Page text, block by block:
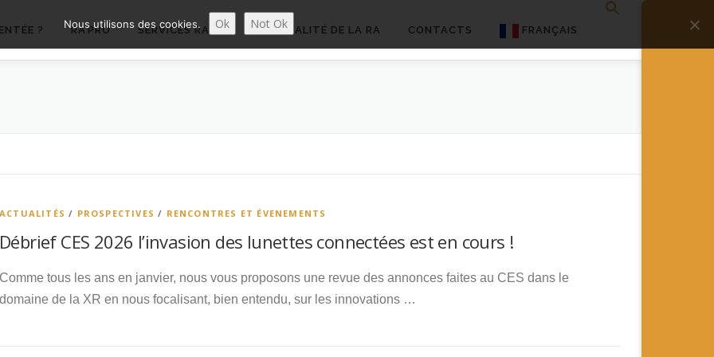
? RA’PRO SERVICES RA’PRO ACTUALITÉ DE LA RA CONTACTS FRANÇAIS
ACTUALITÉS / PROSPECTIVES / RENCONTRES ET ÉVENEMENTS
Débrief CES 2026 l’invasion des lunettes connectées est en cours !
Comme tous les ans en janvier, nous vous proposons une revue des annonces faites au CES dans le
domaine de la XR en nous focalisant, bien entendu, sur les innovations …
Nous utilisons des cookies. Ok Not Ok